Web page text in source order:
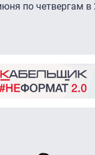
по четвергам в